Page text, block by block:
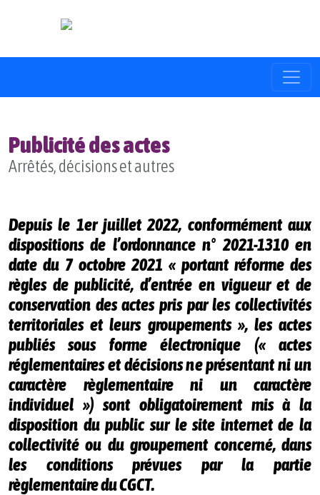
Publicité des actes
Arrêtés, décisions et autres
Depuis le 1er juillet 2022, conformément aux
dispositions de l’ordonnance n° 2021-1310 en
date du 7 octobre 2021 « portant réforme des
règles de publicité, d’entrée en vigueur et de
conservation des actes pris par les collectivités
territoriales et leurs groupements », les actes
publiés sous forme électronique (« actes
réglementaires et décisions ne présentant ni un
caractère règlementaire ni un caractère
individuel ») sont obligatoirement mis à la
disposition du public sur le site internet de la
collectivité ou du groupement concerné, dans
les conditions prévues par la partie
règlementaire du CGCT.